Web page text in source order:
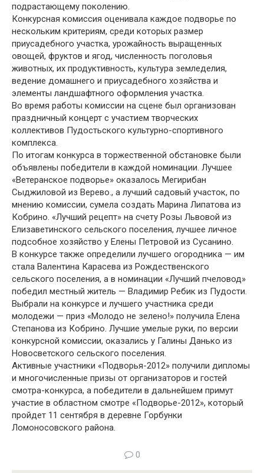
подрастающему поколению.
Конкурсная комиссия оценивала каждое подворье по
нескольким критериям, среди которых размер
приусадебного участка, урожайность выращенных
овощей, фруктов и ягод, численность поголовья
животных, их продуктивность, культура земледелия,
ведение домашнего и приусадебного хозяйства и
элементы ландшафтного оформления участка.
Во время работы комиссии на сцене был организован
праздничный концерт с участием творческих
коллективов Пудостьского культурно-спортивного
комплекса.
По итогам конкурса в торжественной обстановке были
объявлены победители в каждой номинации. Лучшее
«Ветеранское подворье» оказалось Мегирибан
Сыджиловой из Верево., а лучший садовый участок, по
мнению комиссии, сумела создать Марина Липатова из
Кобрино. «Лучший рецепт» на счету Розы Львовой из
Елизаветинского сельского поселения, лучшее личное
подсобное хозяйство у Елены Петровой из Сусанино.
В конкурсе также определили лучшего огородника — им
стала Валентина Карасева из Рождественского
сельского поселения, а в номинации «Лучший пчеловод»
победил местный житель — Владимир Ребик из Пудости.
Выбрали на конкурсе и лучшего участника среди
молодежи — приз «Молодо не зелено!» получила Елена
Степанова из Кобрино. Лучшие умелые руки, по версии
конкурсной комиссии, оказались у Галины Данько из
Новосветского сельского поселения.
Активные участники «Подворья-2012» получили дипломы
и многочисленные призы от организаторов и гостей
смотра-конкурса, а победители в дальнейшем примут
участие в областном смотре «Подворье-2012», который
пройдет 11 сентября в деревне Горбунки
Ломоносовского района.
0